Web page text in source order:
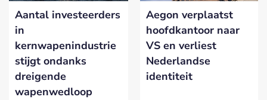
Aantal investeerders
in
kernwapenindustrie
stijgt ondanks
dreigende
wapenwedloop
Aegon verplaatst
hoofdkantoor naar
VS en verliest
Nederlandse
identiteit